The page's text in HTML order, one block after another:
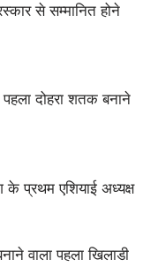
से सम्मानित होने
दोहरा शतक बनाने
प्रथम एशियाई अध्यक्ष
वाला पहला खिलाडी